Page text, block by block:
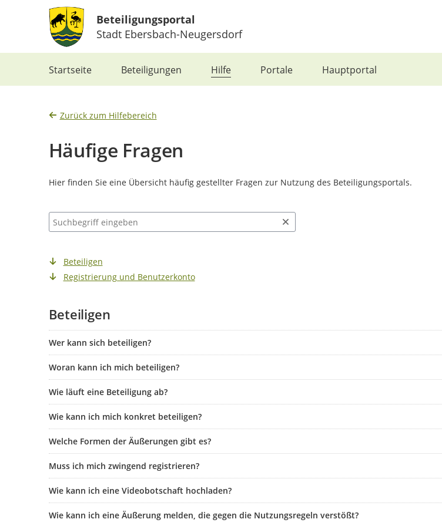
Beteiligungsportal
Stadt Ebersbach-Neugersdorf
Startseite Beteiligungen Hilfe Portale Hauptportal
Zurück zum Hilfebereich
Häufige Fragen
Hier finden Sie eine Übersicht häufig gestellter Fragen zur Nutzung des Beteiligungsportals.
Suchbegriff eingeben
Beteiligen
Registrierung und Benutzerkonto
Beteiligen
Wer kann sich beteiligen?
Woran kann ich mich beteiligen?
Wie läuft eine Beteiligung ab?
Wie kann ich mich konkret beteiligen?
Welche Formen der Äußerungen gibt es?
Muss ich mich zwingend registrieren?
Wie kann ich eine Videobotschaft hochladen?
Wie kann ich eine Äußerung melden, die gegen die Nutzungsregeln verstößt?